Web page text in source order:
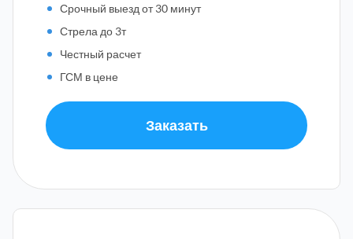
Срочный выезд от 30 минут
Стрела до 3т
Честный расчет
ГСМ в цене
Заказать